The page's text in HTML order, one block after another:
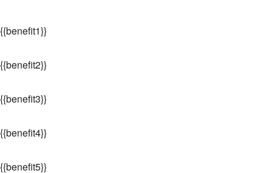
{{benefit1}}
{{benefit2}}
{{benefit3}}
{{benefit4}}
{{benefit5}}